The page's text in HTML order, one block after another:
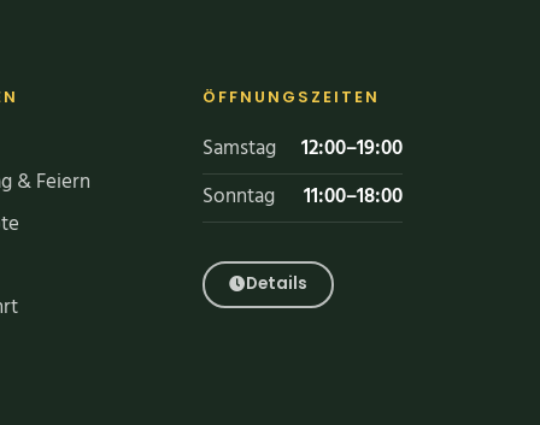
& Feiern
ÖFFNUNGSZEITEN
Samstag
12:00–19:00
Sonntag
11:00–18:00
Details